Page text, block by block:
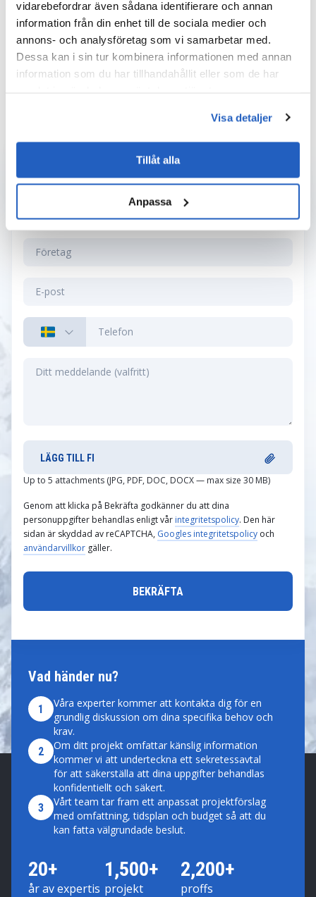
vidarebefordrar även sådana identifierare och annan
information från din enhet till de sociala medier och
annons- och analysföretag som vi samarbetar med.
Dessa kan i sin tur kombinera informationen med annan
information som du har tillhandahållit eller som de har
Visa detaljer
Tillåt alla
Anpassa
More Case Studies
Vad händer nu?
1
Våra experter kommer att kontakta dig för en
grundlig diskussion om dina specifika behov och
krav.
2
Om ditt projekt omfattar känslig information
kommer vi att underteckna ett sekretessavtal
för att säkerställa att dina uppgifter behandlas
konfidentiellt och säkert.
3
Vårt team tar fram ett anpassat projektförslag
med omfattning, tidsplan och budget så att du
kan fatta välgrundade beslut.
20+
år av expertis
1,500+
projekt
2,200+
proffs
Kontakta oss
LÄGG TILL FI
Up to 5 attachments (JPG, PDF, DOC, DOCX — max size 30 MB)
Genom att klicka på Bekräfta godkänner du att dina
personuppgifter behandlas enligt vår integritetspolicy. Den här
sidan är skyddad av reCAPTCHA, Googles integritetspolicy och
användarvillkor gäller.